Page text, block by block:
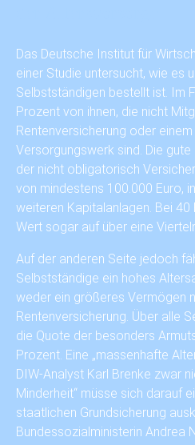
Das Deutsche Institut für
einer Studie untersucht, wie es
Selbstständigen bestellt ist. Im
Prozent von ihnen, die nicht
Rentenversicherung oder
Versorgungswerk sind. Die
der nicht obligatorisch
von mindestens 100.000 Euro,
weiteren Kapitalanlagen. Bei
Wert sogar auf über eine
Auf der anderen Seite jedoch
Selbstständige ein hohes
weder ein größeres Vermögen
Rentenversicherung. Über alle
die Quote der besonders
Prozent. Eine „massenhafte
DIW-Analyst Karl Brenke zwar
Minderheit“ müsse sich darauf
staatlichen Grundsicherung
Bundessozialministerin Andrea